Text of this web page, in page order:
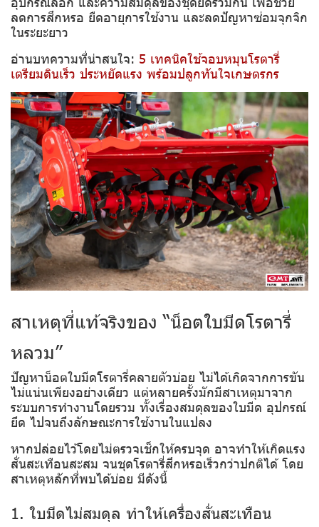
ลดการสึกหรอ ยืดอายุการใช้งาน และลดปัญหาซ่อมจุกจิก
ในระยะยาว
อ่านบทความที่น่าสนใจ: 5 เทคนิคใช้จอบหมุนโรตารี่
เตรียมดินเร็ว ประหยัดแรง พร้อมปลูกทันใจเกษตรกร
สาเหตุที่แท้จริงของ “น็อตใบมีดโรตารี่
หลวม”
ปัญหาน็อตใบมีดโรตารี่คลายตัวบ่อย ไม่ได้เกิดจากการขัน
ไม่แน่นเพียงอย่างเดียว แต่หลายครั้งมักมีสาเหตุมาจาก
ระบบการทำงานโดยรวม ทั้งเรื่องสมดุลของใบมีด อุปกรณ์
ยึด ไปจนถึงลักษณะการใช้งานในแปลง
หากปล่อยไว้โดยไม่ตรวจเช็กให้ครบจุด อาจทำให้เกิดแรง
สั่นสะเทือนสะสม จนชุดโรตารี่สึกหรอเร็วกว่าปกติได้ โดย
สาเหตุหลักที่พบได้บ่อย มีดังนี้
1. ใบมีดไม่สมดุล ทำให้เครื่องสั่นสะเทือน